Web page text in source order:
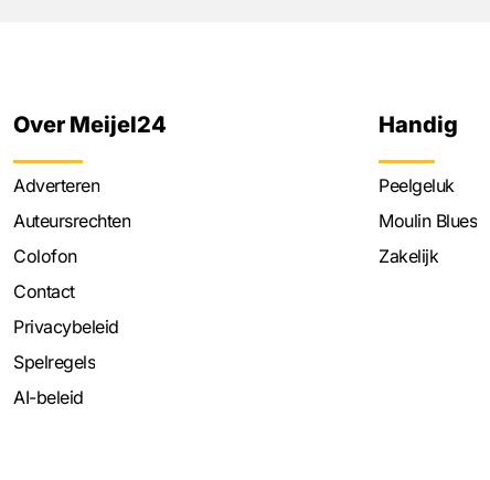
Over Meijel24
Adverteren
Auteursrechten
Colofon
Contact
Privacybeleid
Spelregels
AI-beleid
Handig
Peelgeluk
Moulin Blues
Zakelijk